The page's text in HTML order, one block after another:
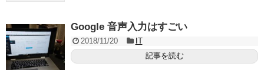
Google 音声入力はすごい
2018/11/20
IT
記事を読む